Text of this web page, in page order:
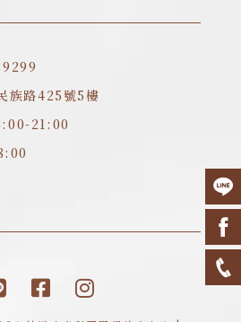
族路425號5樓
21:00
F
I